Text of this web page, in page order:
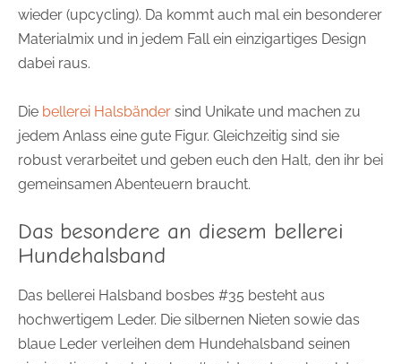
wieder (upcycling). Da kommt auch mal ein besonderer
Materialmix und in jedem Fall ein einzigartiges Design
dabei raus.
Die bellerei Halsbänder sind Unikate und machen zu
jedem Anlass eine gute Figur. Gleichzeitig sind sie
robust verarbeitet und geben euch den Halt, den ihr bei
gemeinsamen Abenteuern braucht.
Das besondere an diesem bellerei
Hundehalsband
Das bellerei Halsband bosbes #35 besteht aus
hochwertigem Leder. Die silbernen Nieten sowie das
blaue Leder verleihen dem Hundehalsband seinen